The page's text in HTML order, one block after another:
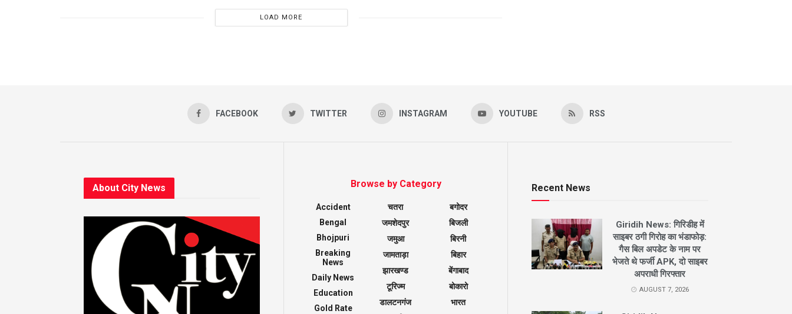
LOAD MORE
FACEBOOK TWITTER INSTAGRAM YOUTUBE RSS
About City News Browse by Category
Accident
Bengal
Bhojpuri
Breaking
News
Daily News
Education
Gold Rate
चतरा
जमशेदपुर
जमुआ
जामताड़ा
झारखण्ड
टूरिज्म
डालटनगंज
बगोदर
बिजली
बिरनी
बिहार
बेंगाबाद
बोकारो
भारत
Recent News
Giridih News: गिरिडीह में
साइबर ठगी गिरोह का भंडाफोड़:
गैस बिल अपडेट के नाम पर
भेजते थे फर्जी APK, दो साइबर
अपराधी गिरफ्तार
AUGUST 7, 2026